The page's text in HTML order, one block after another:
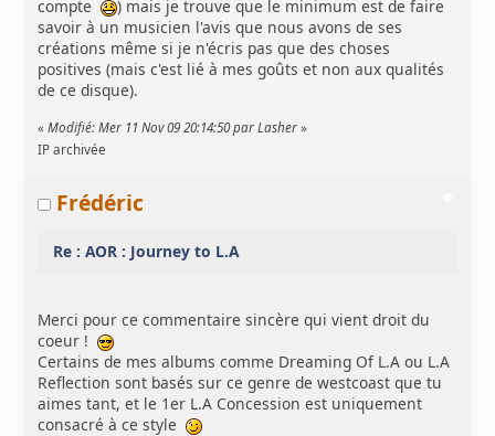
compte
) mais je trouve que le minimum est de faire
savoir à un musicien l'avis que nous avons de ses
créations même si je n'écris pas que des choses
positives (mais c'est lié à mes goûts et non aux qualités
de ce disque).
«Modifié: Mer 11 Nov 09 20:14:50 par Lasher »
IP archivée
Frédéric
Re : AOR : Journey to L.A
Merci pour ce commentaire sincère qui vient droit du
coeur !
Certains de mes albums comme Dreaming Of L.A ou L.A
Reflection sont basés sur ce genre de westcoast que tu
aimes tant, et le 1er L.A Concession est uniquement
consacré à ce style